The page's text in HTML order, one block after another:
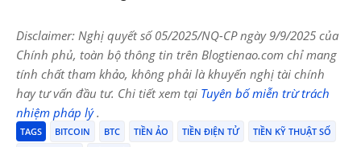
Disclaimer: Nghị quyết số 05/2025/NQ-CP ngày 9/9/2025 của
Chính phủ, toàn bộ thông tin trên Blogtienao.com chỉ mang
tính chất tham khảo, không phải là khuyến nghị tài chính
hay tư vấn đầu tư. Chi tiết xem tại Tuyên bố miễn trừ trách
nhiệm pháp lý.
TAGS BITCOIN BTC TIỀN ẢO TIỀN ĐIỆN TỬ
TIỀN KỸ THUẬT SỐ